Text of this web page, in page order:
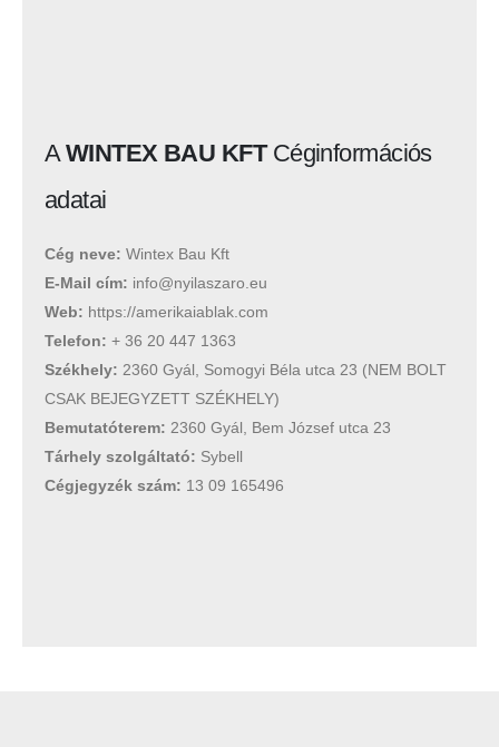
AWINTEX BAU KFTCéginformációs
adatai
Cég neve: Wintex Bau Kft
E-Mail cím: info@nyilaszaro.eu
Web: https://amerikaiablak.com
Telefon: + 36 20 447 1363
Székhely: 2360 Gyál, Somogyi Béla utca 23 (NEM BOLT
CSAK BEJEGYZETT SZÉKHELY)
Bemutatóterem: 2360 Gyál, Bem József utca 23
Tárhely szolgáltató: Sybell
Cégjegyzék szám: 13 09 165496